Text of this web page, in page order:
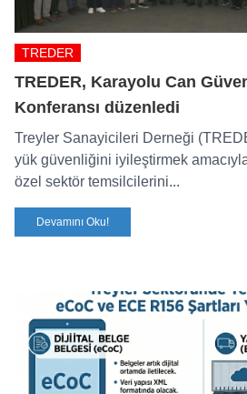
TREDER
TREDER, Karayolu Can
Konferansı düzenledi
Treyler Sanayicileri Derneği
yük güvenliğini iyileştirmek
özel sektör temsilcilerini...
Devamını Oku!